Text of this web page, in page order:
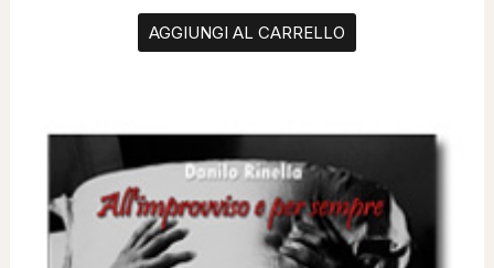
AGGIUNGI AL CARRELLO